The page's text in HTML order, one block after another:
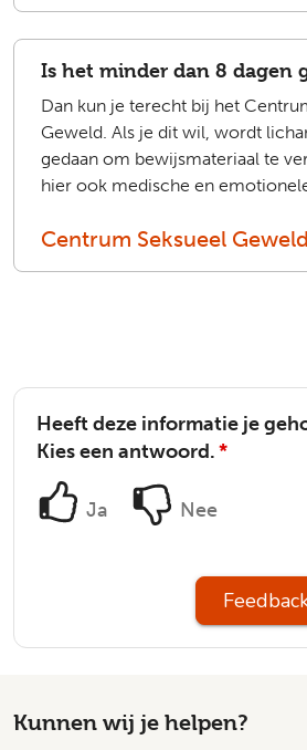
Is het minder dan 8 dagen
Dan kun je terecht bij het
Geweld. Als je dit wil, wordt
gedaan om bewijsmateriaal te
hier ook medische en
Centrum Seksueel Geweld
Heeft deze informatie je
Kies een antwoord.*
Ja Nee
Kunnen wij je helpen?